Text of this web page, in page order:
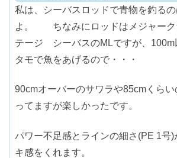
私は、シーバスロッドで青物を釣る
よ。 ちなみにロッドはメジャーク
テージ シーバスのMLですが、100m
タモで魚をあげるので・・・
90cmオーバーのサワラや85cmくら
ってますが楽しかったです。
パワー不足感とラインの細さ(PE 1号)
キ感をくれます。